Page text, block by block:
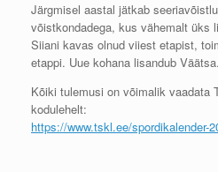
Järgmisel aastal jätkab
võistkondadega, kus vähemalt üks
Siiani kavas olnud viiest etapist,
etappi. Uue kohana lisandub Väätsa.
Kõiki tulemusi on võimalik vaadata
kodulehelt:
https://www.tskl.ee/spordikalender-